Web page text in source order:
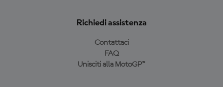
Richiedi assistenza
Contattaci
FAQ
Unisciti alla MotoGP™